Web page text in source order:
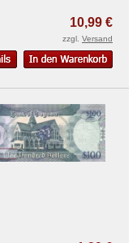
10,99 €
zzgl. Versand